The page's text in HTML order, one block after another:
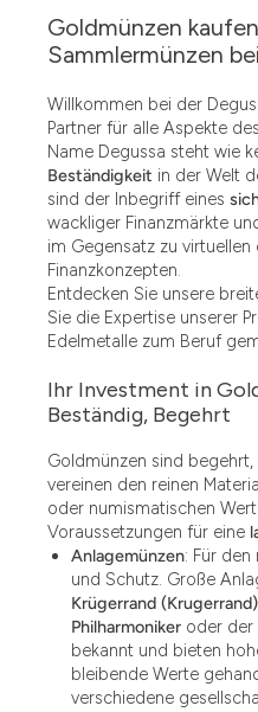
Goldmünzen
Sammlermünzen
Willkommen bei der
Partner für alle Aspekte
Name Degussa steht wie
Beständigkeit in der Welt
sind der Inbegriff eines
wackliger Finanzmärkte
im Gegensatz zu
Finanzkonzepten.
Entdecken Sie unsere
Sie die Expertise unserer
Edelmetalle zum Beruf
Ihr Investment in
Beständig, Begehrt
Goldmünzen sind
vereinen den reinen
oder numismatischen
Voraussetzungen für eine
Anlagemünzen: Für
und Schutz. Große
Krügerrand (Krugerrand)
Philharmoniker oder der
bekannt und bieten
bleibende Werte
verschiedene